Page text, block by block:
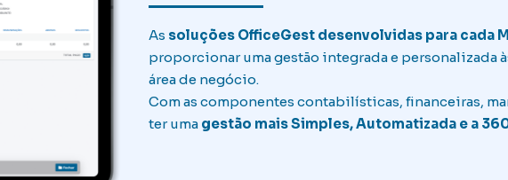
As soluções OfficeGest desenvolvidas para cada
proporcionar uma gestão integrada e personalizada
área de negócio.
Com as componentes contabilísticas, financeiras,
ter uma gestão mais Simples, Automatizada e a